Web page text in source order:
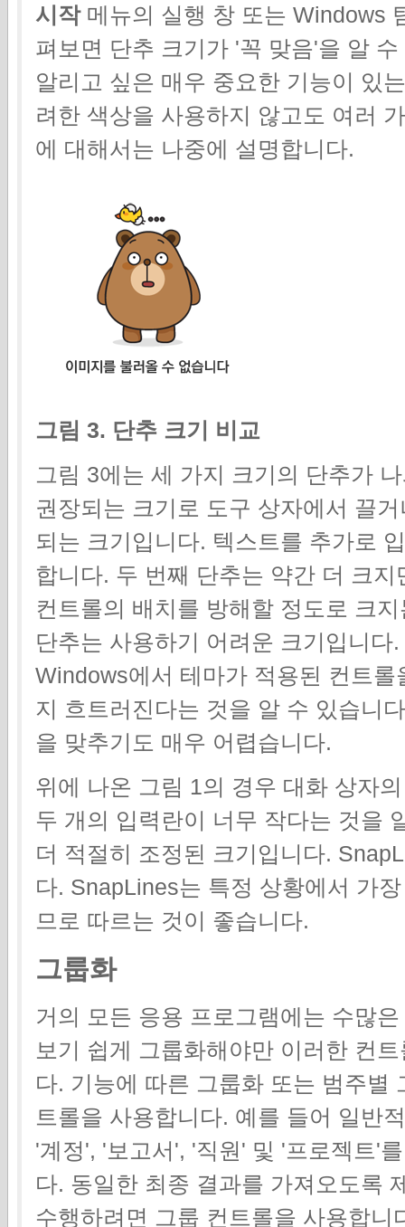
시작메뉴의 실행 창 또는 Windows
펴보면 단추 크기가 '꼭 맞음'을 알
알리고 싶은 매우 중요한 기능이 있
려한 색상을 사용하지 않고도 여러
에 대해서는 나중에 설명합니다.
그림 3. 단추 크기 비교
그림 3에는 세 가지 크기의 단추가
권장되는 크기로 도구 상자에서 끌
되는 크기입니다. 텍스트를 추가로
합니다. 두 번째 단추는 약간 더 크
컨트롤의 배치를 방해할 정도로 크
단추는 사용하기 어려운 크기입니
Windows에서 테마가 적용된 컨트
지 흐트러진다는 것을 알 수 있습니
을 맞추기도 매우 어렵습니다.
위에 나온 그림 1의 경우 대화 상자
두 개의 입력란이 너무 작다는 것을
더 적절히 조정된 크기입니다.
다. SnapLines는 특정 상황에서 가
므로 따르는 것이 좋습니다.
그룹화
거의 모든 응용 프로그램에는 수많
보기 쉽게 그룹화해야만 이러한 컨
다. 기능에 따른 그룹화 또는 범주별
트롤을 사용합니다. 예를 들어 일반
'계정', '보고서', '직원' 및 '프로젝트'
다. 동일한 최종 결과를 가져오도록
수행하려면 그룹 컨트롤을 사용합